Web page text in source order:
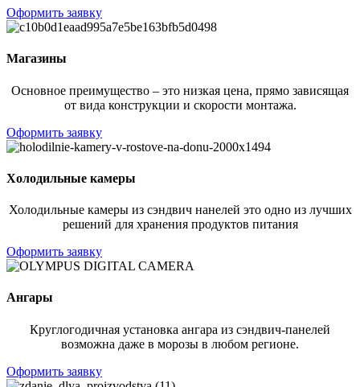
Оформить заявку
Магазины
Основное преимущество – это низкая цена, прямо зависящая
от вида конструкции и скорости монтажа.
Оформить заявку
Холодильные камеры
Холодильные камеры из сэндвич нанелей это одно из лучших
решений для хранения продуктов питания
Оформить заявку
Ангары
Круглогодичная установка ангара из сэндвич-панелей
возможна даже в морозы в любом регионе.
Оформить заявку